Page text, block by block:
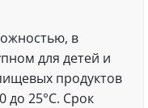
в
для детей и
продуктов
до 25°С. Срок